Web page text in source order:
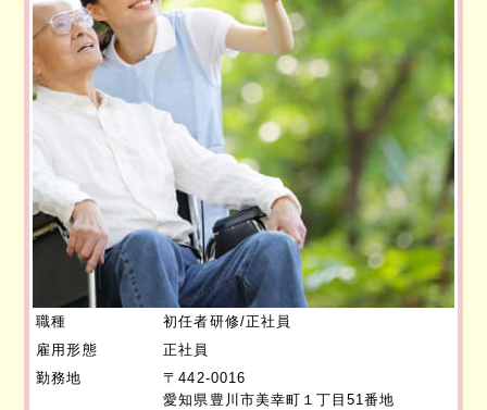
職種
初任者研修/正社員
雇用形態
正社員
勤務地
〒442-0016
愛知県豊川市美幸町１丁目51番地